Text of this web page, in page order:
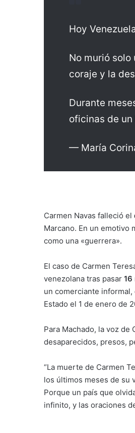
Hoy
No murió
coraje y la
Durante
oficinas de
— María
Carmen Navas falleció el
Marcano. En un emotivo
como una «guerrera».
El caso de Carmen
venezolana tras pasar 16
un comerciante
Estado el 1 de enero de
Para Machado, la voz
desaparecidos, presos,
“La muerte de Carmen
los últimos meses de su
Porque un país que
infinito, y las oraciones